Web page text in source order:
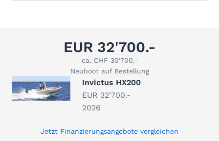
EUR 32'700.-
ca. CHF 30'700.-
Neuboot auf Bestellung
Invictus HX200
EUR 32'700.-
2026
Jetzt Finanzierungsangebote vergleichen